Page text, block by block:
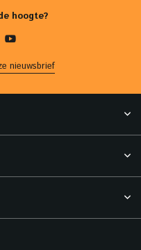
hoogte?
nieuwsbrief